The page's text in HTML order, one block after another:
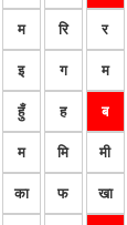
म रि र
इ ग म
हुँ ह ब
म मि मी
का फ खा